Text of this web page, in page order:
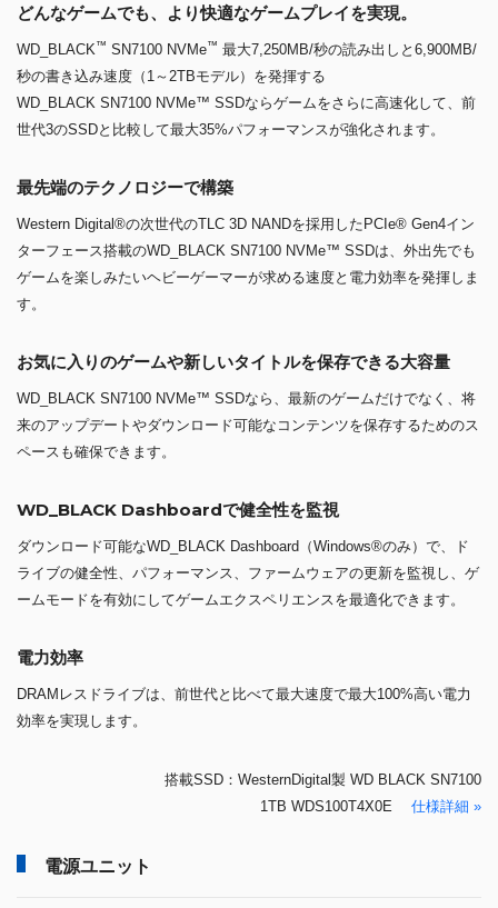
どんなゲームでも、より快適なゲームプレイを実現。
WD_BLACK™ SN7100 NVMe™ 最大7,250MB/秒の読み出しと6,900MB/
秒の書き込み速度（1～2TBモデル）を発揮する
WD_BLACK SN7100 NVMe™ SSDならゲームをさらに高速化して、前
世代3のSSDと比較して最大35%パフォーマンスが強化されます。
最先端のテクノロジーで構築
Western Digital®の次世代のTLC 3D NANDを採用したPCIe® Gen4イン
ターフェース搭載のWD_BLACK SN7100 NVMe™ SSDは、外出先でも
ゲームを楽しみたいヘビーゲーマーが求める速度と電力効率を発揮しま
す。
お気に入りのゲームや新しいタイトルを保存できる大容量
WD_BLACK SN7100 NVMe™ SSDなら、最新のゲームだけでなく、将
来のアップデートやダウンロード可能なコンテンツを保存するためのス
ペースも確保できます。
WD_BLACK Dashboardで健全性を監視
ダウンロード可能なWD_BLACK Dashboard（Windows®のみ）で、ド
ライブの健全性、パフォーマンス、ファームウェアの更新を監視し、ゲ
ームモードを有効にしてゲームエクスペリエンスを最適化できます。
電力効率
DRAMレスドライブは、前世代と比べて最大速度で最大100%高い電力
効率を実現します。
搭載SSD：WesternDigital製 WD BLACK SN7100
1TB WDS100T4X0E 仕様詳細 »
電源ユニット